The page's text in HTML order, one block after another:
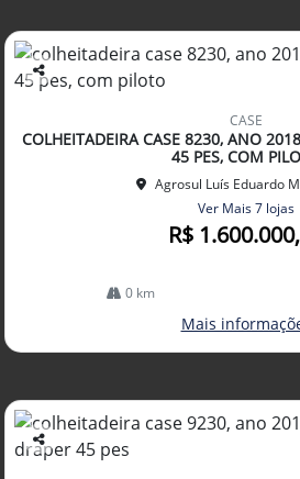
Co
arti
lhe
CASE
COLHEITADEIRA CASE 8230, ANO
45 PES, COM
Agrosul Luís Eduardo
Ver Mais 7 lojas
R$
0 km
Mais
Co